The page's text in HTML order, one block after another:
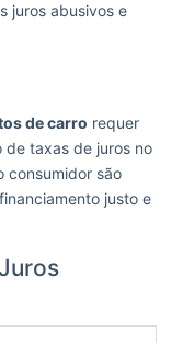
juros abusivos e
de carro requer
de taxas de juros no
consumidor são
justo e